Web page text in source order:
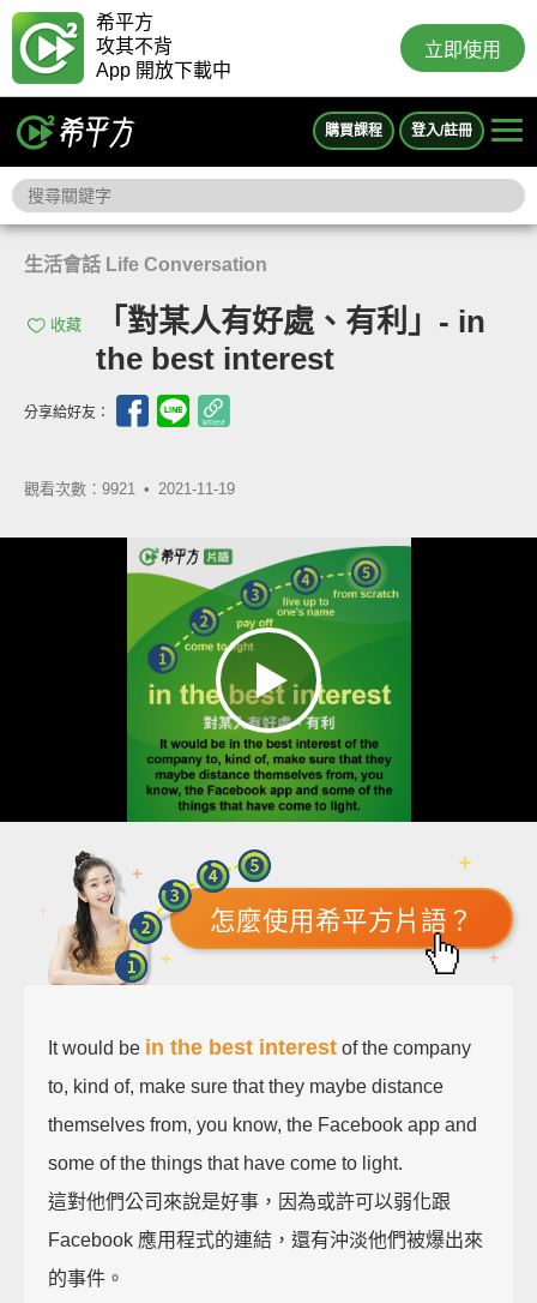
希平方
攻其不背
App 開放下載中
立即使用
購買課程 登入/註冊
生活會話 Life Conversation
收藏
「對某人有好處、有利」- in
the best interest
分享給好友：
觀看次數：9921 • 2021-11-19
怎麼使用希平方片語？
It would be in the best interest of the company
to, kind of, make sure that they maybe distance
themselves from, you know, the Facebook app and
some of the things that have come to light.
這對他們公司來說是好事，因為或許可以弱化跟
Facebook 應用程式的連結，還有沖淡他們被爆出來
的事件。